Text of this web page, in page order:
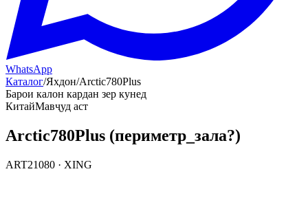
WhatsApp
Каталог/Яхдон/Arctic780Plus
Барои калон кардан зер кунед
КитайМавҷуд аст
Arctic780Plus (периметр_зала?)
ART21080 · XING